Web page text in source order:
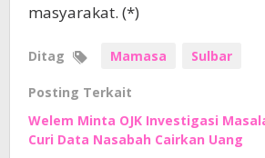
masyarakat. (*)
Ditag Mamasa Sulbar
Posting Terkait
Welem Minta OJK Investigasi
Curi Data Nasabah Cairkan Uang